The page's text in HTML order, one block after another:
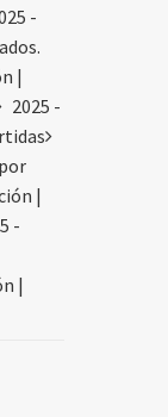
-
|
2025 -
|
-
|